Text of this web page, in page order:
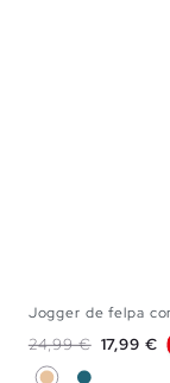
Jogger de felpa
Precio base
24,99 € Precio
17,99 €
BeigeAzul